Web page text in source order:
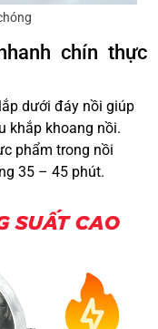
chín thực
dưới đáy nồi giúp
khắp khoang nồi.
phẩm trong nồi
35 – 45 phút.